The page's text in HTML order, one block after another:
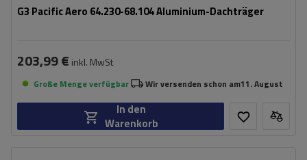
G3 Pacific Aero 64.230-68.104 Aluminium-Dachträger
203,99 € inkl. MwSt
Große Menge verfügbar Wir versenden schon am11. August
In den
Warenkorb